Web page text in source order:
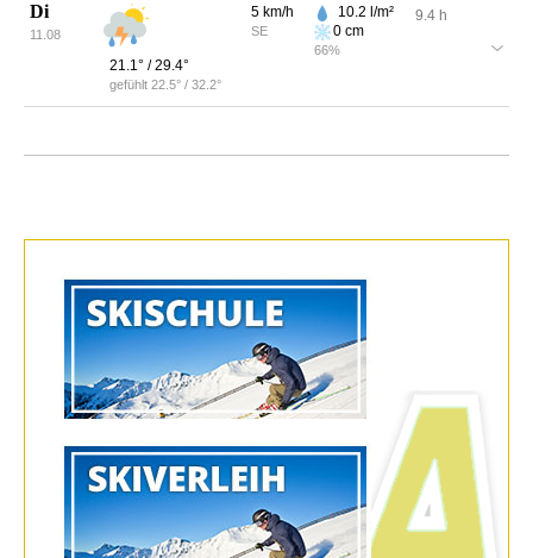
Di
11.08
21.1° /29.4°
gefühlt 22.5° /32.2°
5km/h
SE
10.2 l/m²
0cm
66%
9.4 h